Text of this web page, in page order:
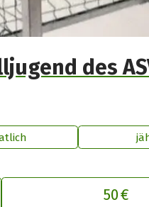
des
50 €